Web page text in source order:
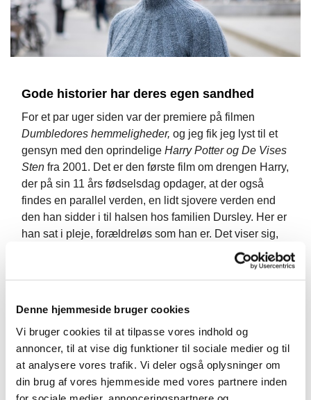
Denne hjemmeside bruger cookies
Vi bruger cookies til at tilpasse vores indhold og
annoncer, til at vise dig funktioner til sociale medier og til
at analysere vores trafik. Vi deler også oplysninger om
din brug af vores hjemmeside med vores partnere inden
Gode historier har deres egen sandhed
For et par uger siden var der premiere på filmen
Dumbledores hemmeligheder, og jeg fik jeg lyst til et
gensyn med den oprindelige Harry Potter og De Vises
Sten fra 2001. Det er den første film om drengen Harry,
der på sin 11 års fødselsdag opdager, at der også
findes en parallel verden, en lidt sjovere verden end
den han sidder i til halsen hos familien Dursley. Her er
han sat i pleje, forældreløs som han er. Det viser sig,
at der er en magisk verden lige ved siden af, som han
ikke kendte, hvor man flyver på koste og siger magiske
ord. Det er her, Harry hører hjemme med nye venner
almindelige mugglere, som spiser, ser fjernsyn og altid
har noget at kritisere ham for.
Efter at have genset Harry Potter, var der et par dage,
hvor jeg så med nye øjne på kø i Netto og Peter
Bangs Vej Station. Kunne der være andre udveje? I